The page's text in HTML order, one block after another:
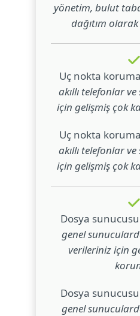
yönetim, bulut
dağıtım
Uç nokta
akıllı telefonlar
için gelişmiş çok
Uç nokta
akıllı telefonlar
için gelişmiş çok
Dosya
genel
verileriniz için
Dosya
genel